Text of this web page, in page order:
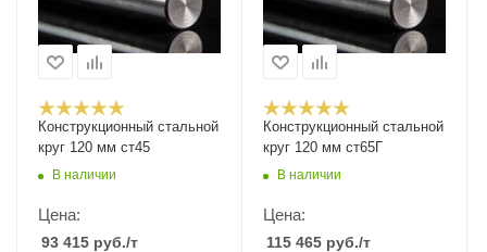
Конструкционный стальной
круг 120 мм ст45
В наличии
Цена:
93 415 руб./т
Конструкционный стальной
круг 120 мм ст65Г
В наличии
Цена:
115 465 руб./т